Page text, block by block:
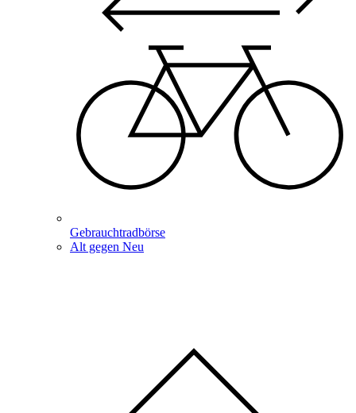
Gebrauchtradbörse
Alt gegen Neu